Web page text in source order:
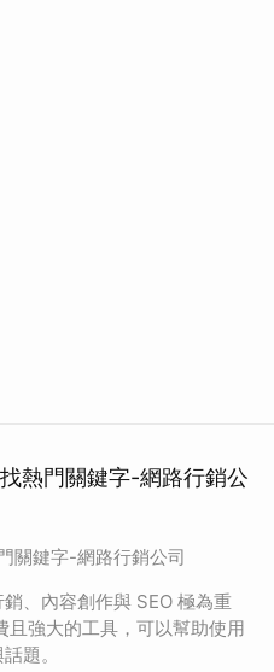
熱門關鍵字-網路行銷公
關鍵字-網路行銷公司
、內容創作與 SEO 極為重
強大的工具，可以幫助使用
題。